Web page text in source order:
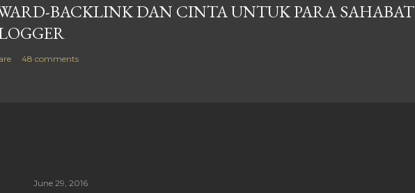
BACKLINK DAN CINTA UNTUK PARA SAHABAT
48 comments
June 29, 2016